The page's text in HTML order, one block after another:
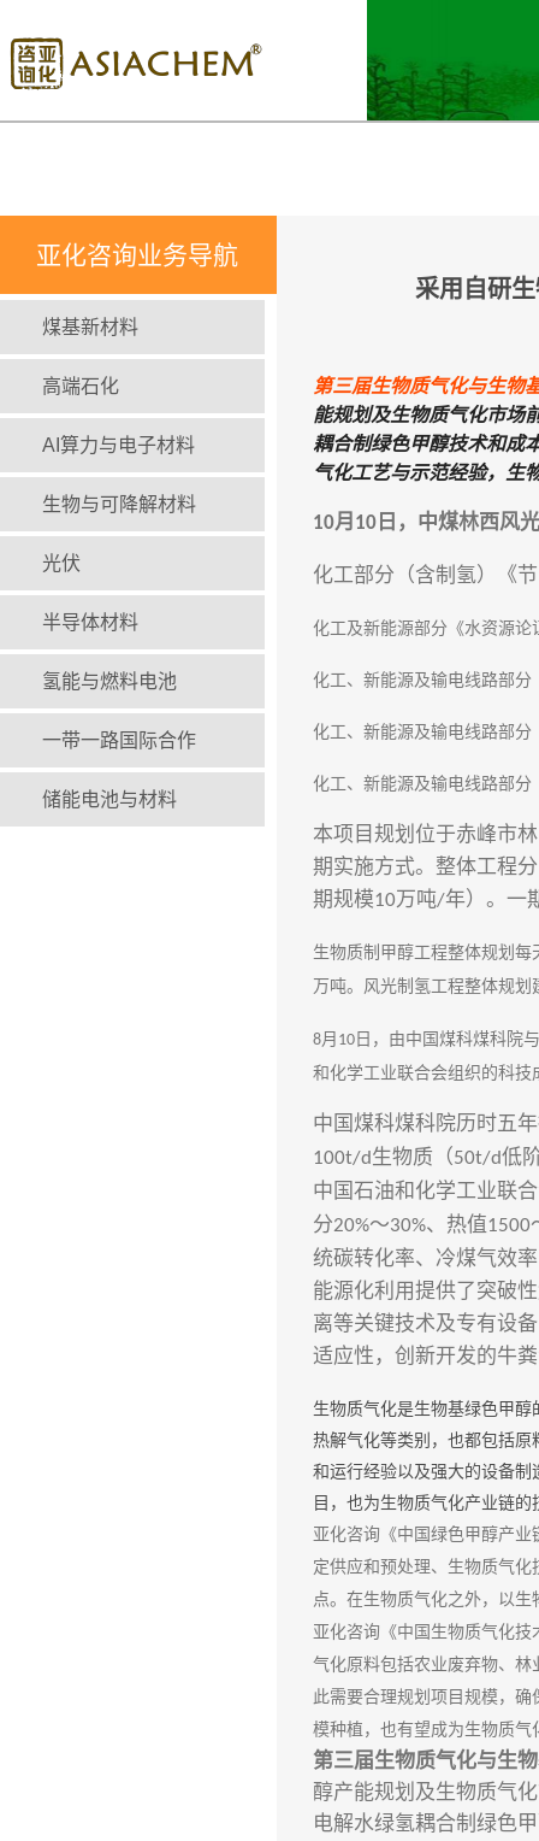
亚化咨询业务导航
煤基新材料
高端石化
AI算力与电子材料
生物与可降解材料
光伏
半导体材料
氢能与燃料电池
一带一路国际合作
储能电池与材料
采用自研
第三届生物质气化与生物
能规划及生物质气化市场
耦合制绿色甲醇技术和成
气化工艺与示范经验，生
10月 10 日， 中煤林西风
化工部分（含制氢）《
化工及新能源部分《水资源
化工、新能源及输电线路部
化工、新能源及输电线路部
化工、新能源及输电线路部
本项目规划位于赤峰市
期实施方式。整体工程
期规模10万吨/年） 。一
生物质制甲醇工程整体规划每
万吨。风光制氢工程整体规划
8月 10 日，由中国煤科煤科院
和化学工业联合会组织的科技
中国煤科煤科院历时五
100t/d生物质（50t/d低
中国石油和化学工业联
分20%～30%、热值1500
统碳转化率、冷煤气效
能源化利用提供了突破
离等关键技术及专有设
适应性，创新开发的牛
生物质气化是生物基绿色甲
热解气化等类别，也都包括
和运行经验以及强大的设备
目，也为生物质气化产业链
亚化咨询《中国绿色甲醇产
定供应和预处理、 生物质气化
点。在生物质气化之外，以
亚化咨询《中国生物质气化
气化原料包括农业废弃物、
此需要合理规划项目规模，
模种植，也有望成为生物质气
第三届生物质气化与生
醇产能规划及生物质气
电解水绿氢耦合制绿色